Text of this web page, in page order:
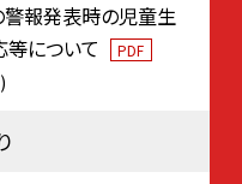
警報発表時の児童生
について
PDF